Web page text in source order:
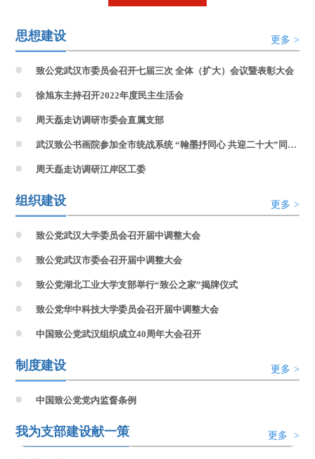
思想建设 更多 >
致公党武汉市委员会召开七届三次 全体（扩大）会议暨表彰大会
徐旭东主持召开2022年度民主生活会
周天磊走访调研市委会直属支部
武汉致公书画院参加全市统战系统 “翰墨抒同心 共迎二十大”同心书画笔会
周天磊走访调研江岸区工委
组织建设 更多 >
致公党武汉大学委员会召开届中调整大会
致公党武汉市委会召开届中调整大会
致公党湖北工业大学支部举行“致公之家”揭牌仪式
致公党华中科技大学委员会召开届中调整大会
中国致公党武汉组织成立40周年大会召开
制度建设 更多 >
中国致公党党内监督条例
我为支部建设献一策 更多 >